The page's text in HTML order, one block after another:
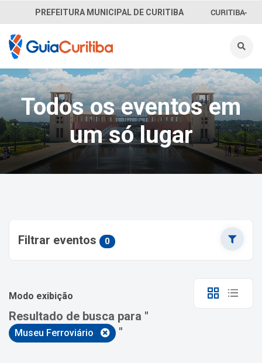
PREFEITURA MUNICIPAL DE CURITIBA CURITIBA-
INFORMAÇÃO
SECRETARIAS
Todos os eventos em
um só lugar
Filtrar eventos 0
Modo exibição
Resultado de busca para "
Museu Ferroviário "